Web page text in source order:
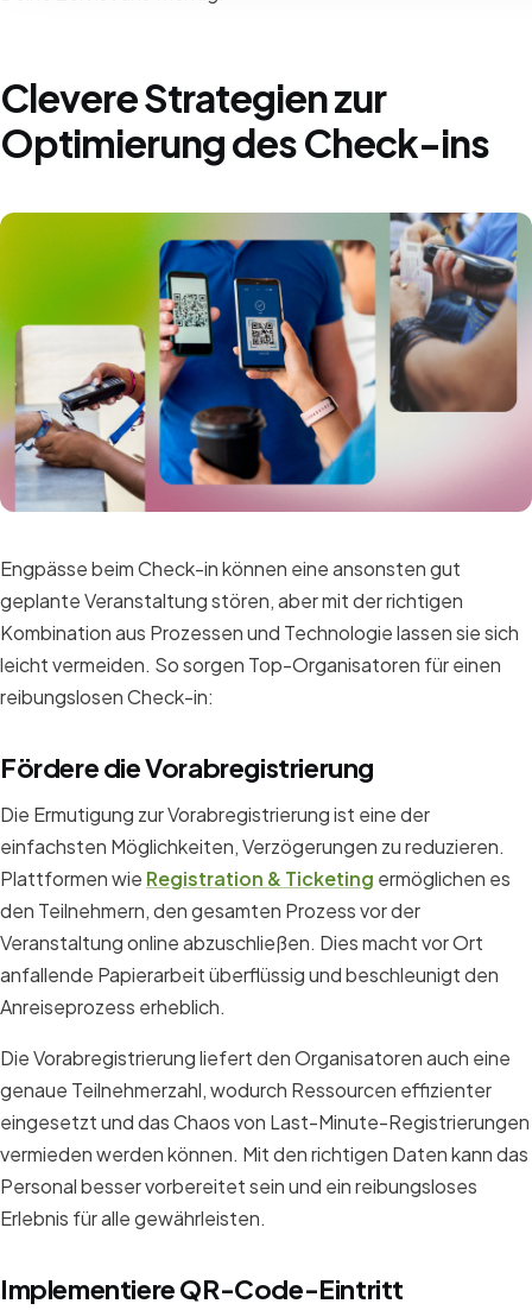
Clevere Strategien zur
Optimierung des Check-ins
Engpässe beim Check-in können eine ansonsten gut
geplante Veranstaltung stören, aber mit der richtigen
Kombination aus Prozessen und Technologie lassen sie sich
leicht vermeiden. So sorgen Top-Organisatoren für einen
reibungslosen Check-in:
Fördere die Vorabregistrierung
Die Ermutigung zur Vorabregistrierung ist eine der
einfachsten Möglichkeiten, Verzögerungen zu reduzieren.
Plattformen wie Registration & Ticketing ermöglichen es
den Teilnehmern, den gesamten Prozess vor der
Veranstaltung online abzuschließen. Dies macht vor Ort
anfallende Papierarbeit überflüssig und beschleunigt den
Anreiseprozess erheblich.
Die Vorabregistrierung liefert den Organisatoren auch eine
genaue Teilnehmerzahl, wodurch Ressourcen effizienter
eingesetzt und das Chaos von Last-Minute-Registrierungen
vermieden werden können. Mit den richtigen Daten kann das
Personal besser vorbereitet sein und ein reibungsloses
Erlebnis für alle gewährleisten.
Implementiere QR-Code-Eintritt